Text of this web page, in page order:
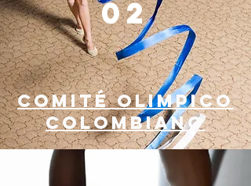
02
COMITÉ OLIMPICO
COLOMBIANO